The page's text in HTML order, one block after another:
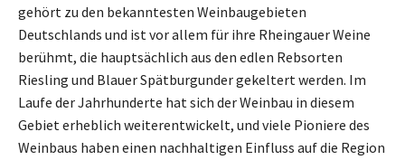
gehört zu den bekanntesten Weinbaugebieten
Deutschlands und ist vor allem für ihre Rheingauer Weine
berühmt, die hauptsächlich aus den edlen Rebsorten
Riesling und Blauer Spätburgunder gekeltert werden. Im
Laufe der Jahrhunderte hat sich der Weinbau in diesem
Gebiet erheblich weiterentwickelt, und viele Pioniere des
Weinbaus haben einen nachhaltigen Einfluss auf die Region